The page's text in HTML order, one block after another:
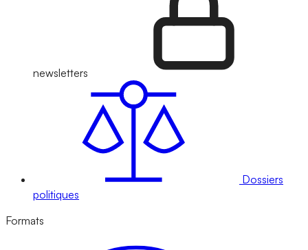
newsletters
Dossiers
politiques
Formats